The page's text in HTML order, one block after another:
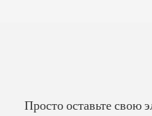
Просто оставьте свою